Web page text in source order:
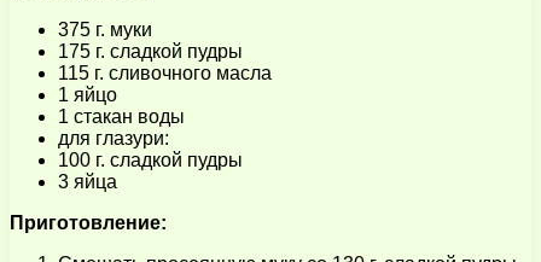
375 г. муки
175 г. сладкой пудры
115 г. сливочного масла
1 яйцо
1 стакан воды
для глазури:
100 г. сладкой пудры
3 яйца
Приготовление: